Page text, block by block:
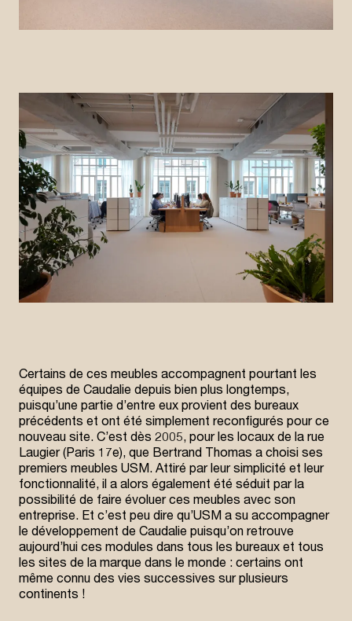
Certains de ces meubles accompagnent pourtant les
équipes de Caudalie depuis bien plus longtemps,
puisqu’une partie d’entre eux provient des bureaux
précédents et ont été simplement reconfigurés pour ce
nouveau site. C’est dès 2005, pour les locaux de la rue
Laugier (Paris 17e), que Bertrand Thomas a choisi ses
premiers meubles USM. Attiré par leur simplicité et leur
fonctionnalité, il a alors également été séduit par la
possibilité de faire évoluer ces meubles avec son
entreprise. Et c’est peu dire qu’USM a su accompagner
le développement de Caudalie puisqu’on retrouve
aujourd’hui ces modules dans tous les bureaux et tous
les sites de la marque dans le monde : certains ont
même connu des vies successives sur plusieurs
continents !